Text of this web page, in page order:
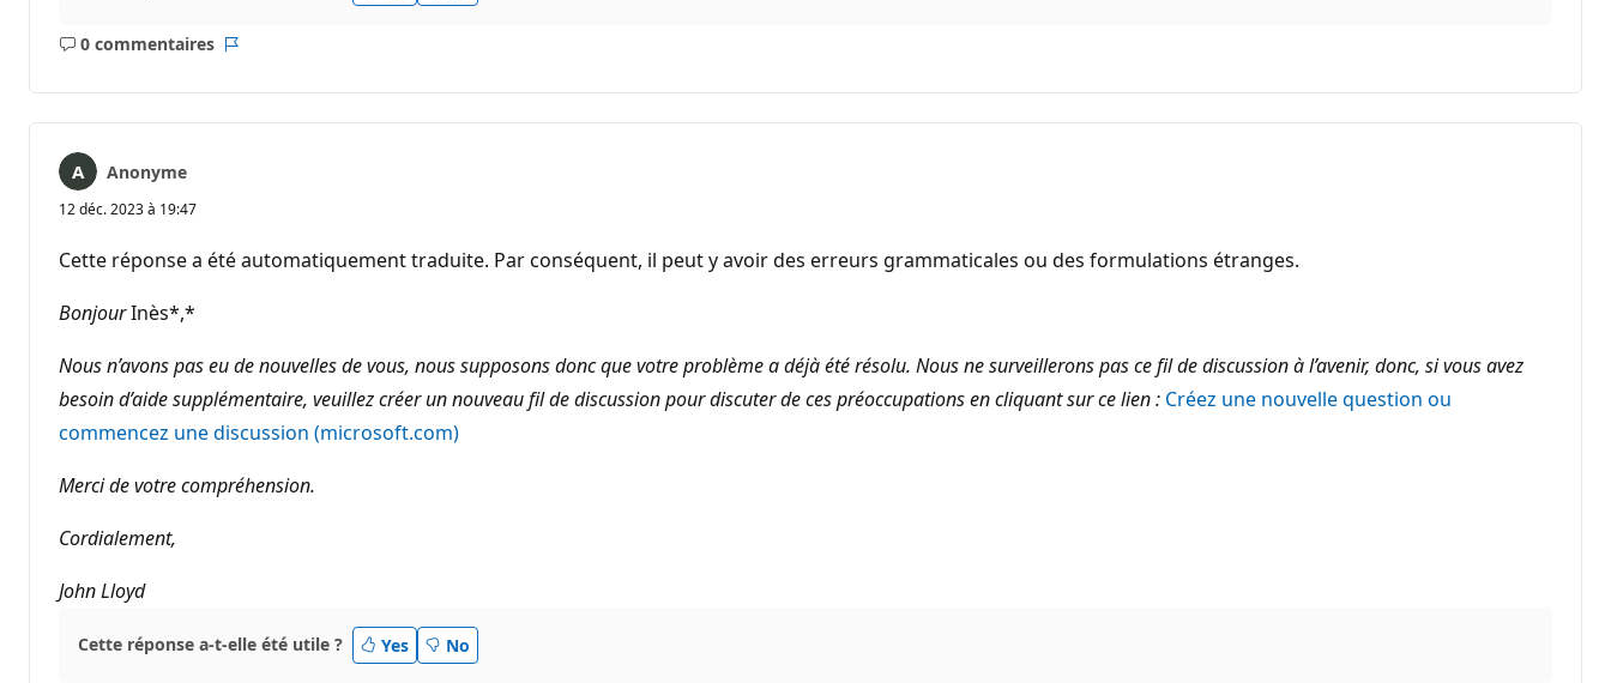
0 commentaires
Aucun
Anonyme
12 déc. 2023 à 19:47
Cette réponse a été automatiquement traduite. Par conséquent, il peut y avoir des erreurs grammaticales ou des formulations étranges.
BonjourInès*,*
Nous n’avons pas eu de nouvelles de vous, nous supposons donc que votre problème a déjà été résolu. Nous ne surveillerons pas ce fil de discussion à l’avenir, donc, si vous avez
besoin d’aide supplémentaire, veuillez créer un nouveau fil de discussion pour discuter de ces préoccupations en cliquant sur ce lien : Créez une nouvelle question ou
commencez une discussion (microsoft.com)
Merci de votre compréhension.
Cordialement,
John Lloyd
Cette réponse a-t-elle été utile ? Yes No